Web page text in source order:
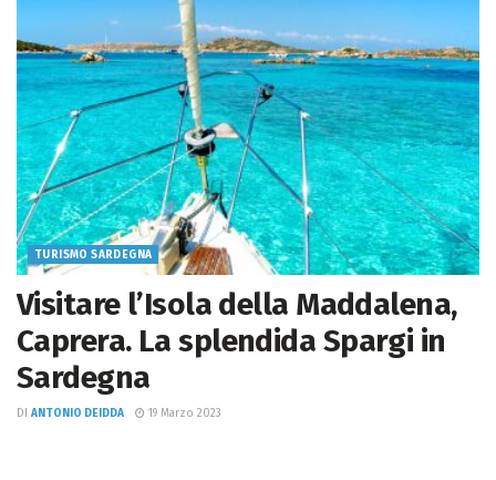
TURISMO SARDEGNA
Visitare l’Isola della Maddalena,
Caprera. La splendida Spargi in
Sardegna
DI ANTONIO DEIDDA 19 Marzo 2023